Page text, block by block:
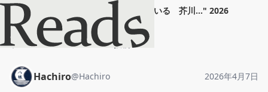
デキる大人は読んでいる 芥川..." 2026
年4月7日
ホーム
Hachiro 投稿
Hachiro@Hachiro 2026年4月7日